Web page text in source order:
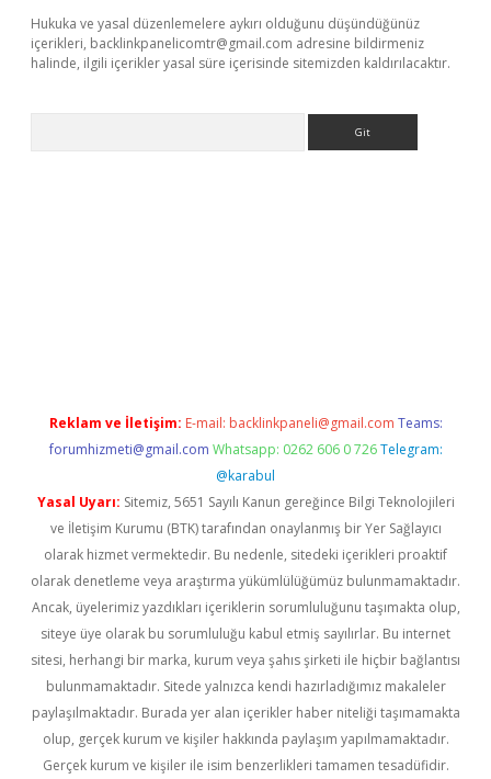
Hukuka ve yasal düzenlemelere aykırı olduğunu düşündüğünüz
içerikleri, backlinkpanelicomtr@gmail.com adresine bildirmeniz
halinde, ilgili içerikler yasal süre içerisinde sitemizden kaldırılacaktır.
Reklam ve İletişim: E-mail: backlinkpaneli@gmail.com Teams:
forumhizmeti@gmail.com Whatsapp: 0262 606 0 726 Telegram:
@karabul
Yasal Uyarı: Sitemiz, 5651 Sayılı Kanun gereğince Bilgi Teknolojileri
ve İletişim Kurumu (BTK) tarafından onaylanmış bir Yer Sağlayıcı
olarak hizmet vermektedir. Bu nedenle, sitedeki içerikleri proaktif
olarak denetleme veya araştırma yükümlülüğümüz bulunmamaktadır.
Ancak, üyelerimiz yazdıkları içeriklerin sorumluluğunu taşımakta olup,
siteye üye olarak bu sorumluluğu kabul etmiş sayılırlar. Bu internet
sitesi, herhangi bir marka, kurum veya şahıs şirketi ile hiçbir bağlantısı
bulunmamaktadır. Sitede yalnızca kendi hazırladığımız makaleler
paylaşılmaktadır. Burada yer alan içerikler haber niteliği taşımamakta
olup, gerçek kurum ve kişiler hakkında paylaşım yapılmamaktadır.
Gerçek kurum ve kişiler ile isim benzerlikleri tamamen tesadüfidir.